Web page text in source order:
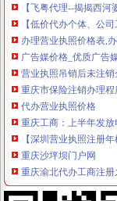
【低价代办个体、公
办理营业执照价格表,
广告媒价格_优质广告
营业执照吊销后未注销
重庆市保险注销办理程
代办营业执照价格
重庆工商：上半年发放
【深圳营业执照注册年
重庆沙坪坝门户网
重庆渝北代办工商注册
重庆工商注册|重庆注
电子商务营业执照_批